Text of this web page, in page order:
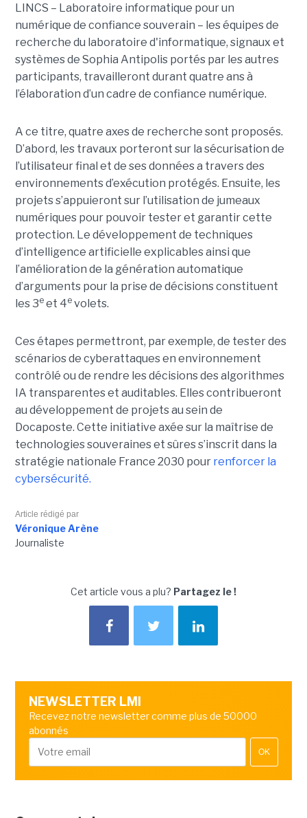
LINCS – Laboratoire informatique pour un
numérique de confiance souverain – les équipes de
recherche du laboratoire d'informatique, signaux et
systèmes de Sophia Antipolis portés par les autres
participants, travailleront durant quatre ans à
l’élaboration d’un cadre de confiance numérique.
A ce titre, quatre axes de recherche sont proposés.
D’abord, les travaux porteront sur la sécurisation de
l’utilisateur final et de ses données a travers des
environnements d’exécution protégés. Ensuite, les
projets s’appuieront sur l’utilisation de jumeaux
numériques pour pouvoir tester et garantir cette
protection. Le développement de techniques
d’intelligence artificielle explicables ainsi que
l’amélioration de la génération automatique
d’arguments pour la prise de décisions constituent
les 3eet 4evolets.
Ces étapes permettront, par exemple, de tester des
scénarios de cyberattaques en environnement
contrôlé ou de rendre les décisions des algorithmes
IA transparentes et auditables. Elles contribueront
au développement de projets au sein de
Docaposte. Cette initiative axée sur la maîtrise de
technologies souveraines et sûres s’inscrit dans la
stratégie nationale France 2030 pour renforcer la
cybersécurité.
Article rédigé par
Véronique Arène
Journaliste
Cet article vous a plu? Partagez le !
NEWSLETTER LMI
Recevez notre newsletter comme plus de 50000
abonnés
OK